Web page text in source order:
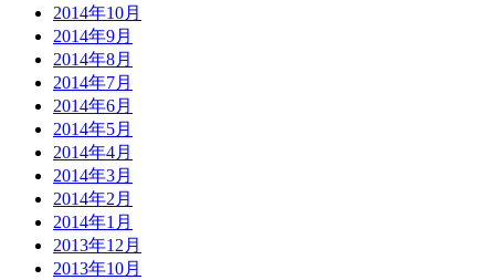
2014年10月
2014年9月
2014年8月
2014年7月
2014年6月
2014年5月
2014年4月
2014年3月
2014年2月
2014年1月
2013年12月
2013年10月